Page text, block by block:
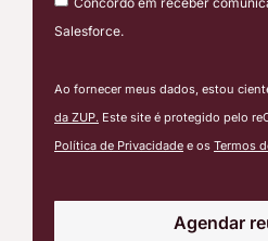
Salesforce.
Ao fornecer meus dados, estou
da ZUP. Este site é protegido pelo
Política de Privacidade e os Termos
Agendar